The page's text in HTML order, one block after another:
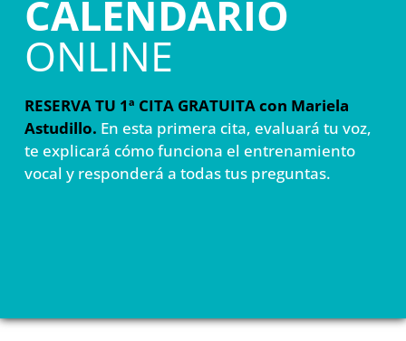
CALENDARIO
ONLINE
RESERVA TU 1ª CITA GRATUITA con Mariela
Astudillo. En esta primera cita, evaluará tu voz,
te explicará cómo funciona el entrenamiento
vocal y responderá a todas tus preguntas.